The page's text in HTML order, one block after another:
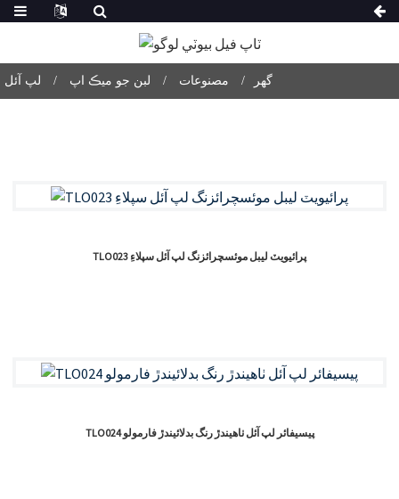
گھر مصنوعات لبن جو ميڪ اپ لپ آئل
TLO023 پرائيويٽ ليبل موئسچرائزنگ لپ آئل سپلاءِ
TLO024 پيسيفائر لپ آئل ٺاهيندڙ رنگ بدلائيندڙ فارمولو